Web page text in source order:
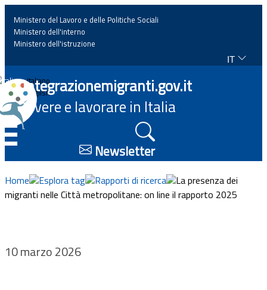
Home
News
Approfondimenti
Eventi
Progetti
Ministero del Lavoro e delle Politiche Sociali
Ministero dell'interno
Ministero dell'istruzione
IT
Italiano
English
Integrazionemigranti.gov.it
Vivere e lavorare in Italia
Newsletter
Home Esplora tag Rapporti di ricerca
La presenza dei
migranti nelle Città metropolitane: on line il rapporto 2025
10 marzo 2026